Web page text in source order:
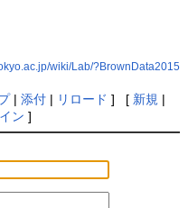
wiki/Lab/?BrownData2015
| 添付| リロード ] [ 新規 |
ン ]